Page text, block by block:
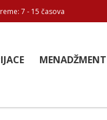
7 - 15 časova
MENADŽMENT